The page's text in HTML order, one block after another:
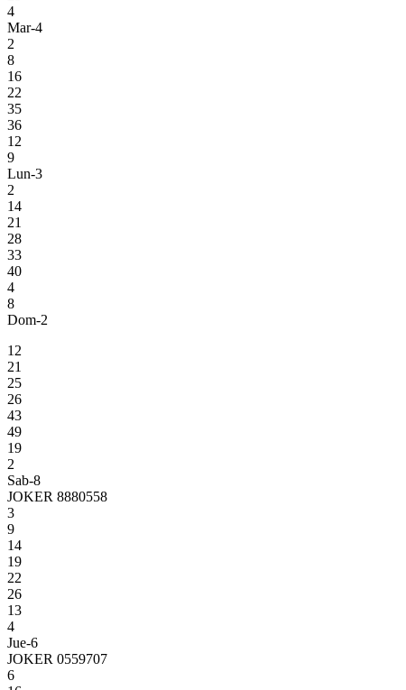
4
Mar-4
2
8
16
22
35
36
12
9
Lun-3
2
14
21
28
33
40
4
8
Dom-2
12
21
25
26
43
49
19
2
Sab-8
JOKER 8880558
3
9
14
19
22
26
13
4
Jue-6
JOKER 0559707
6